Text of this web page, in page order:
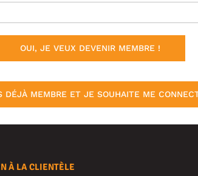
OUI, JE VEUX DEVENIR MEMBRE !
DÉJÀ MEMBRE ET JE SOUHAITE ME
À LA CLIENTÈLE